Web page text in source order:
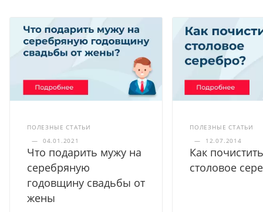
ПОЛЕЗНЫЕ СТАТЬИ
—
04.01.2021
Что подарить мужу на
серебряную
годовщину свадьбы от
жены
ПОЛЕЗНЫЕ СТАТЬИ
—
12.07.2014
Как почистить
столовое